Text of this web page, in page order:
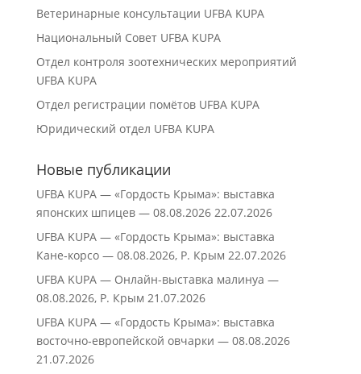
Ветеринарные консультации UFBA KUPA
Национальный Совет UFBA KUPA
Отдел контроля зоотехнических мероприятий
UFBA KUPA
Отдел регистрации помётов UFBA KUPA
Юридический отдел UFBA KUPA
Новые публикации
UFBA KUPA — «Гордость Крыма»: выставка
японских шпицев — 08.08.2026 22.07.2026
UFBA KUPA — «Гордость Крыма»: выставка
Кане‑корсо — 08.08.2026, Р. Крым 22.07.2026
UFBA KUPA — Онлайн-выставка малинуа —
08.08.2026, Р. Крым 21.07.2026
UFBA KUPA — «Гордость Крыма»: выставка
восточно‑европейской овчарки — 08.08.2026
21.07.2026